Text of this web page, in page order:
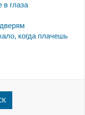
в глаза
когда плачешь